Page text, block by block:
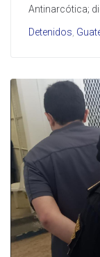
Antinarcótica;
Detenidos